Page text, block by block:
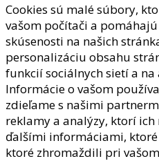
Cookies sú malé súbory,
vašom počítači a
skúsenosti na našich
personalizáciu obsahu
funkcií sociálnych sietí a na
Informácie o vašom
zdieľame s našimi
reklamy a analýzy, ktorí
ďalšími informáciami,
ktoré zhromaždili pri